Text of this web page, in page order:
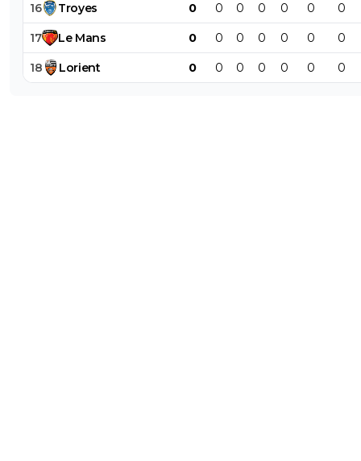
16 Troyes 0 0 0 0 0 0 0
17 Le Mans 0 0 0 0 0 0 0
18 Lorient 0 0 0 0 0 0 0